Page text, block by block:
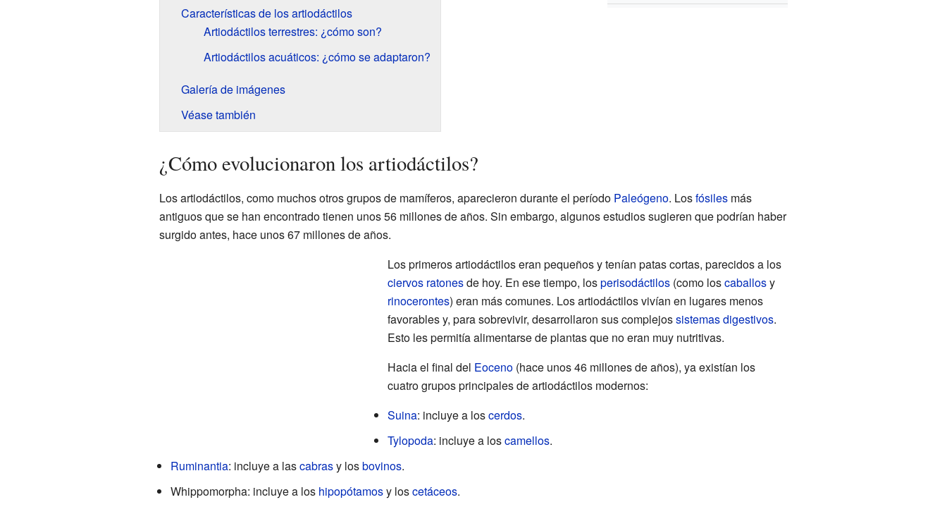
Características de los artiodáctilos
Artiodáctilos terrestres: ¿cómo son?
Artiodáctilos acuáticos: ¿cómo se adaptaron?
Galería de imágenes
Véase también
¿Cómo evolucionaron los artiodáctilos?
Los artiodáctilos, como muchos otros grupos de mamíferos, aparecieron durante el período Paleógeno. Losfósilesmás
antiguos que se han encontrado tienen unos 56 millones de años. Sin embargo, algunos estudios sugieren que podrían haber
surgido antes, hace unos 67 millones de años.
Los primeros artiodáctilos eran pequeños y tenían patas cortas, parecidos a los
ciervos ratonesde hoy. En ese tiempo, losperisodáctilos(como loscaballosy
rinocerontes) eran más comunes. Los artiodáctilos vivían en lugares menos
favorables y, para sobrevivir, desarrollaron sus complejossistemas digestivos.
Esto les permitía alimentarse de plantas que no eran muy nutritivas.
Hacia el final del Eoceno(hace unos 46 millones de años), ya existían los
cuatro grupos principales de artiodáctilos modernos:
Suina: incluye a loscerdos.
Tylopoda: incluye a loscamellos.
Ruminantia: incluye a lascabrasy losbovinos.
Whippomorpha: incluye a los hipopótamosy loscetáceos.